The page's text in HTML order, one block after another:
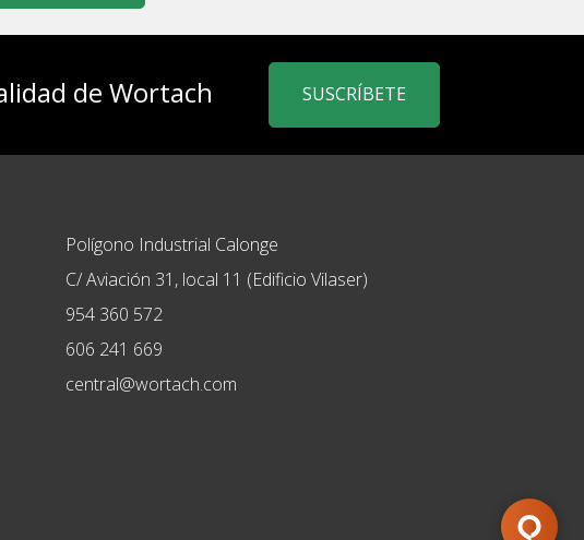
de Wortach SUSCRÍBETE
Polígono Industrial Calonge
C/ Aviación 31, local 11 (Edificio Vilaser)
954 360 572
606 241 669
central@wortach.com